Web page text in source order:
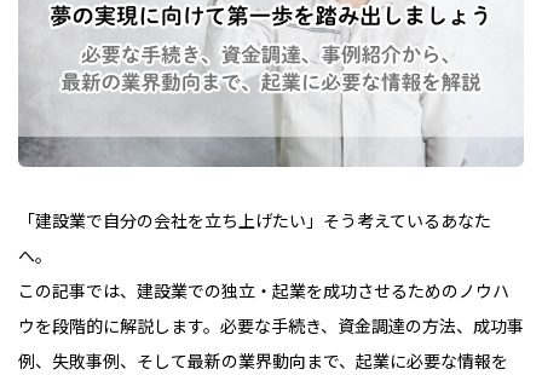
「建設業で自分の会社を立ち上げたい」そう考えているあなた
へ。
この記事では、建設業での独立・起業を成功させるためのノウハ
ウを段階的に解説します。必要な手続き、資金調達の方法、成功事
例、失敗事例、そして最新の業界動向まで、起業に必要な情報を